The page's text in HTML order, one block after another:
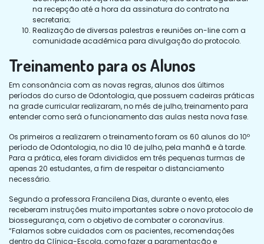
na recepção até a hora da assinatura do contrato na
secretaria;
Realização de diversas palestras e reuniões on-line com a
comunidade acadêmica para divulgação do protocolo.
Treinamento para os Alunos
Em consonância com as novas regras, alunos dos últimos
períodos do curso de Odontologia, que possuem cadeiras práticas
na grade curricular realizaram, no mês de julho, treinamento para
entender como será o funcionamento das aulas nesta nova fase.
Os primeiros a realizarem o treinamento foram os 60 alunos do 10º
período de Odontologia, no dia 10 de julho, pela manhã e à tarde.
Para a prática, eles foram divididos em três pequenas turmas de
apenas 20 estudantes, a fim de respeitar o distanciamento
necessário.
Segundo a professora Francilena Dias, durante o evento, eles
receberam instruções muito importantes sobre o novo protocolo de
biossegurança, com o objetivo de combater o coronavírus.
“Falamos sobre cuidados com os pacientes, recomendações
dentro da Clínica-Escola, como fazer a paramentação e